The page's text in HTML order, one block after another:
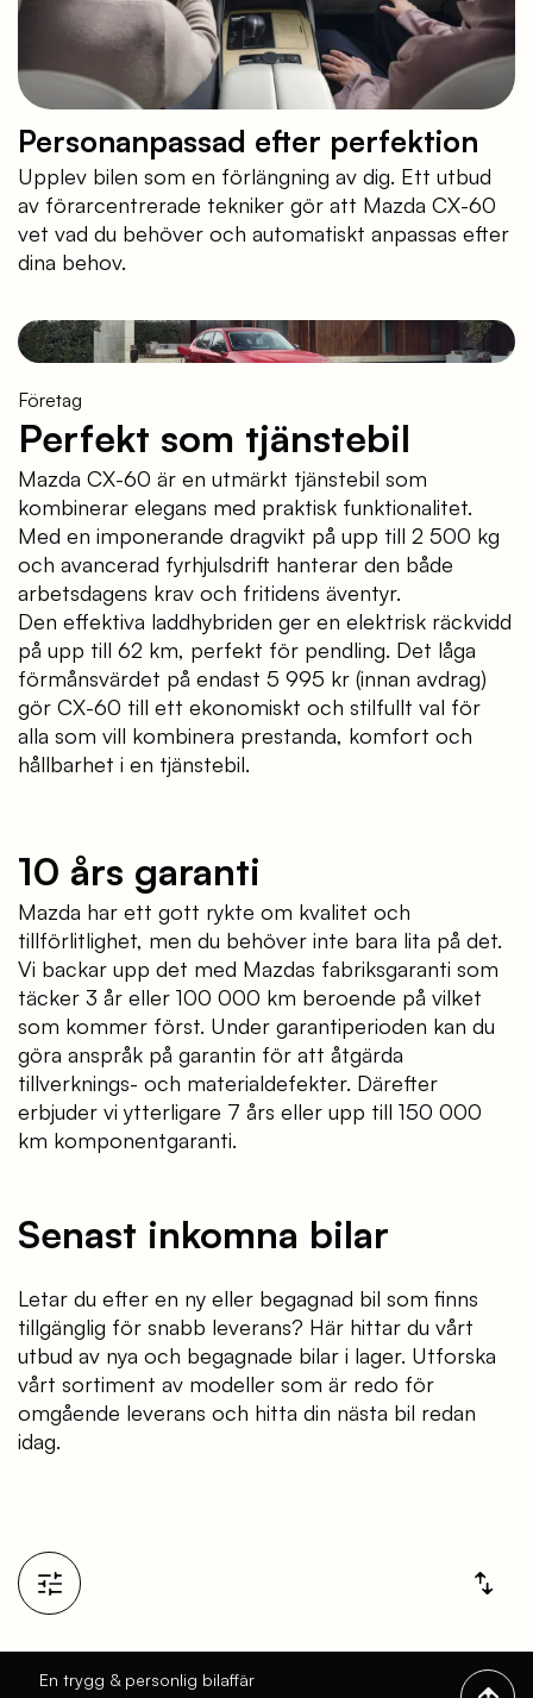
Personanpassad efter perfektion
Upplev bilen som en förlängning av dig. Ett utbud
av förarcentrerade tekniker gör att Mazda CX-60
vet vad du behöver och automatiskt anpassas efter
dina behov.
Företag
Perfekt som tjänstebil
Mazda CX-60 är en utmärkt tjänstebil som
kombinerar elegans med praktisk funktionalitet.
Med en imponerande dragvikt på upp till 2 500 kg
och avancerad fyrhjulsdrift hanterar den både
arbetsdagens krav och fritidens äventyr.
Den effektiva laddhybriden ger en elektrisk räckvidd
på upp till 62 km, perfekt för pendling. Det låga
förmånsvärdet på endast 5 995 kr (innan avdrag)
gör CX-60 till ett ekonomiskt och stilfullt val för
alla som vill kombinera prestanda, komfort och
hållbarhet i en tjänstebil.
10 års garanti
Mazda har ett gott rykte om kvalitet och
tillförlitlighet, men du behöver inte bara lita på det.
Vi backar upp det med Mazdas fabriksgaranti som
täcker 3 år eller 100 000 km beroende på vilket
som kommer först. Under garantiperioden kan du
göra anspråk på garantin för att åtgärda
tillverknings- och materialdefekter. Därefter
erbjuder vi ytterligare 7 års eller upp till 150 000
km komponentgaranti.
Senast inkomna bilar
Letar du efter en ny eller begagnad bil som finns
tillgänglig för snabb leverans? Här hittar du vårt
utbud av nya och begagnade bilar i lager. Utforska
vårt sortiment av modeller som är redo för
omgående leverans och hitta din nästa bil redan
idag.
En trygg & personlig bilaffär